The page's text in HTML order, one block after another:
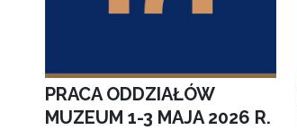
PRACA ODDZIAŁÓW
MUZEUM 1-3 MAJA 2026 R.